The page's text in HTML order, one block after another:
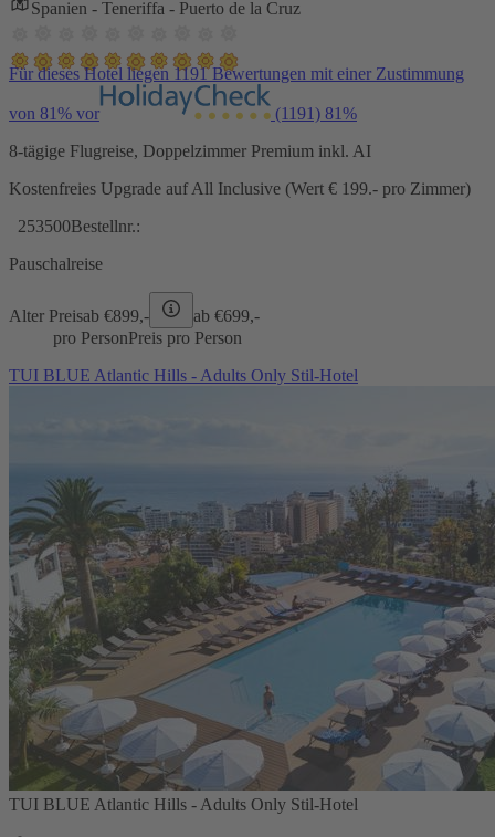
Spanien - Teneriffa - Puerto de la Cruz
Für dieses Hotel liegen 1191 Bewertungen mit einer Zustimmung
von 81% vor (1191) 81%
8-tägige Flugreise, Doppelzimmer Premium inkl. AI
Kostenfreies Upgrade auf All Inclusive (Wert € 199.- pro Zimmer)
253500Bestellnr.:
Pauschalreise
Alter Preisab €899,- ab €699,-
pro PersonPreis pro Person
TUI BLUE Atlantic Hills - Adults Only Stil-Hotel
TUI BLUE Atlantic Hills - Adults Only Stil-Hotel